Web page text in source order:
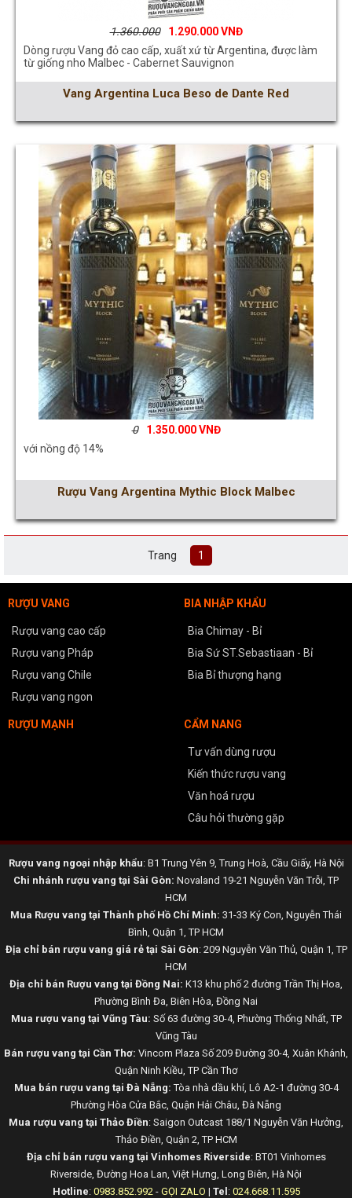
1.360.000
1.290.000
Dòng rượu Vang đỏ cao cấp, xuất xứ từ Argentina, được làm
từ giống nho Malbec - Cabernet Sauvignon
Vang Argentina Luca Beso de Dante Red
0
1.350.000
với nồng độ 14%
Rượu Vang Argentina Mythic Block Malbec
Trang 1
RƯỢU VANG
Rượu vang cao cấp
Rượu vang Pháp
Rượu vang Chile
Rượu vang ngon
BIA NHẬP KHẨU
Bia Chimay - Bỉ
Bia Sứ ST.Sebastiaan - Bỉ
Bia Bỉ thượng hạng
RƯỢU MẠNH CẨM NANG
Tư vấn dùng rượu
Kiến thức rượu vang
Văn hoá rượu
Câu hỏi thường gặp
Rượu vang ngoại nhập khẩu: B1 Trung Yên 9, Trung Hoà, Cầu Giấy, Hà Nội
Chi nhánh rượu vang tại Sài Gòn: Novaland 19-21 Nguyễn Văn Trỗi, TP
HCM
Mua Rượu vang tại Thành phố Hồ Chí Minh: 31-33 Ký Con, Nguyễn Thái
Bình, Quận 1, TP HCM
Địa chỉ bán rượu vang giá rẻ tại Sài Gòn: 209 Nguyễn Văn Thủ, Quận 1, TP
HCM
Địa chỉ bán Rượu vang tại Đồng Nai: K13 khu phố 2 đường Trần Thị Hoa,
Phường Bình Đa, Biên Hòa, Đồng Nai
Mua rượu vang tại Vũng Tàu: Số 63 đường 30-4, Phường Thống Nhất, TP
Vũng Tàu
Bán rượu vang tại Cần Thơ: Vincom Plaza Số 209 Đường 30-4, Xuân Khánh,
Quận Ninh Kiều, TP Cần Thơ
Mua bán rượu vang tại Đà Nẵng: Tòa nhà dầu khí, Lô A2-1 đường 30-4
Phường Hòa Cửa Bắc, Quận Hải Châu, Đà Nẵng
Mua rượu vang tại Thảo Điền: Saigon Outcast 188/1 Nguyễn Văn Hưởng,
Thảo Điền, Quận 2, TP HCM
Địa chỉ bán rượu vang tại Vinhomes Riverside: BT01 Vinhomes
Riverside, Đường Hoa Lan, Việt Hưng, Long Biên, Hà Nội
Hotline: 0983.852.992- GỌI ZALO | Tel : 024.668.11.595